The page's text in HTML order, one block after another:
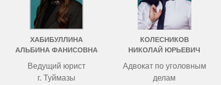
ХАБИБУЛЛИНА
АЛЬБИНА ФАНИСОВНА
Ведущий юрист
г. Туймазы
КОЛЕСНИКОВ
НИКОЛАЙ ЮРЬЕВИЧ
Адвокат по уголовным
делам